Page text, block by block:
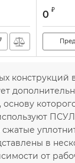
0 ₽
конструкций
в
от